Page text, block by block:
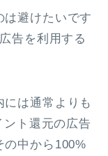
は避けたいです
告を利用する
は通常よりも
ト還元の広告
の中から100%